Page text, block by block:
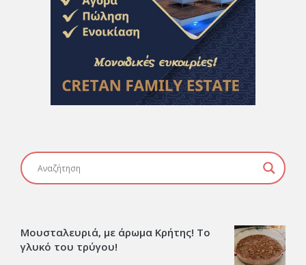
Μουσταλευριά, με άρωμα Κρήτης! Το
γλυκό του τρύγου!